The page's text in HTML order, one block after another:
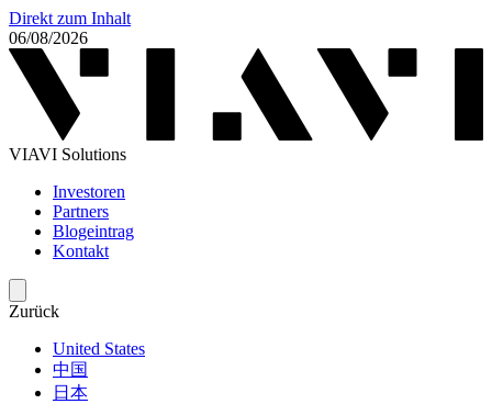
Direkt zum Inhalt
06/08/2026
VIAVI Solutions
Investoren
Partners
Blogeintrag
Kontakt
Zurück
United States
中国
日本